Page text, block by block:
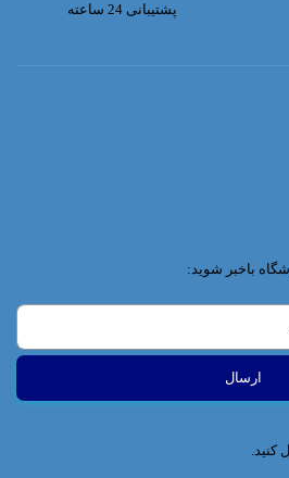
پشتیبانی 24 ساعته
باخبر شوید:
کنید.